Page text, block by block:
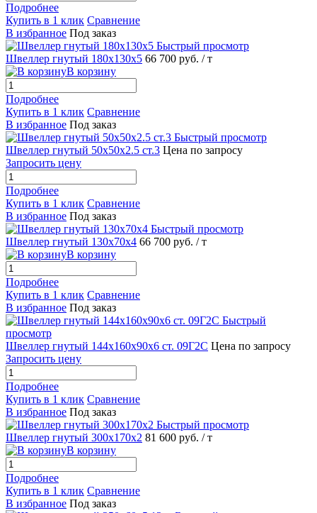
Подробнее
Купить в 1 клик Сравнение
В избранное Под заказ
Быстрый просмотр
Швеллер гнутый 180х130х5 66 700 руб. / т
В корзину
Подробнее
Купить в 1 клик Сравнение
В избранное Под заказ
Быстрый просмотр
Швеллер гнутый 50х50х2.5 ст.3 Цена по запросу
Запросить цену
Подробнее
Купить в 1 клик Сравнение
В избранное Под заказ
Быстрый просмотр
Швеллер гнутый 130х70х4 66 700 руб. / т
В корзину
Подробнее
Купить в 1 клик Сравнение
В избранное Под заказ
Быстрый
просмотр
Швеллер гнутый 144х160х90х6 ст. 09Г2С Цена по запросу
Запросить цену
Подробнее
Купить в 1 клик Сравнение
В избранное Под заказ
Быстрый просмотр
Швеллер гнутый 300х170х2 81 600 руб. / т
В корзину
Подробнее
Купить в 1 клик Сравнение
В избранное Под заказ